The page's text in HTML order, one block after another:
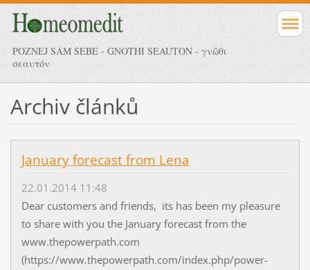
POZNEJ SÁM SEBE - GNOTHI SEAUTON - γνῶθι
σεαυτόν
Archiv článků
January forecast from Lena
22.01.2014 11:48
Dear customers and friends, its has been my pleasure
to share with you the January forecast from the
www.thepowerpath.com
(https://www.thepowerpath.com/index.php/power-